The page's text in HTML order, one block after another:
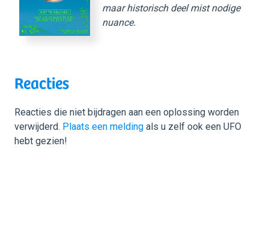
maar historisch deel mist nodige
nuance.
Reacties
Reacties die niet bijdragen aan een oplossing worden
verwijderd. Plaats een melding als u zelf ook een UFO
hebt gezien!